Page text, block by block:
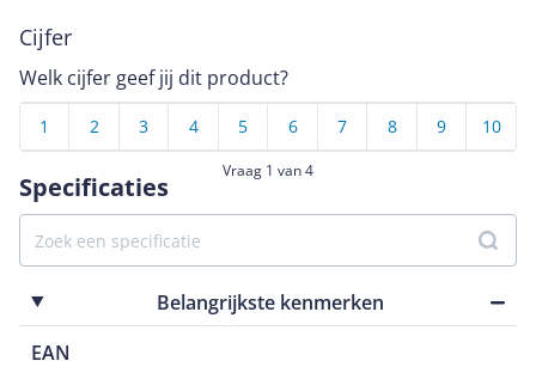
Specificaties
Belangrijkste kenmerken
EAN
Cijfer
Welk cijfer geef jij dit product?
10
9
8
7
6
5
4
3
2
1
Vraag 1 van 4